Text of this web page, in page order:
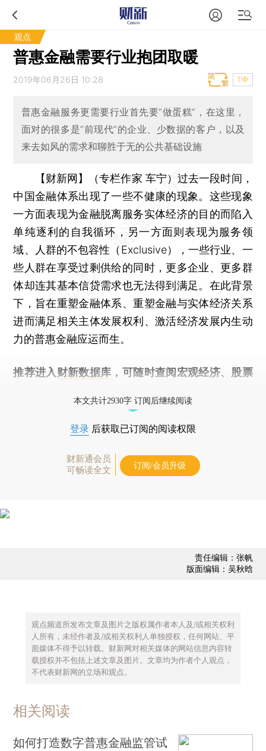
观点
普惠金融需要行业抱团取暖
2019年06月26日 10:28 T中
普惠金融服务更需要行业首先要“做蛋糕”，在这里，
面对的很多是“前现代”的企业、少数据的客户，以及
来去如风的需求和聊胜于无的公共基础设施
【财新网】（专栏作家 车宁）过去一段时间，
中国金融体系出现了一些不健康的现象。这些现象
一方面表现为金融脱离服务实体经济的目的而陷入
单纯逐利的自我循环，另一方面则表现为服务领
域、人群的不包容性（Exclusive），一些行业、一
些人群在享受过剩供给的同时，更多企业、更多群
体却连其基本信贷需求也无法得到满足。在此背景
下，旨在重塑金融体系、重塑金融与实体经济关系
进而满足相关主体发展权利、激活经济发展内生动
力的普惠金融应运而生。
推荐进入 财新数据库 ，可随时查阅宏观经济、股票
本文共计2930字 订阅后继续阅读
登录 后获取已订阅的阅读权限
财新通会员
可畅读全文
订阅/会员升级
责任编辑：张帆
版面编辑：吴秋晗
观点频道所发布文章及图片之版权属作者本人及/或相关权利
人所有，未经作者及/或相关权利人单独授权，任何网站、平
面媒体不得予以转载。财新网对相关媒体的网站信息内容转
载授权并不包括上述文章及图片。文章均为作者个人观点，
不代表财新网的立场和观点。
相关阅读
如何打造数字普惠金融监管试